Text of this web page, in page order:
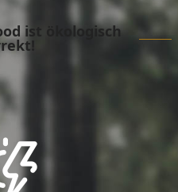
ist ökologisch